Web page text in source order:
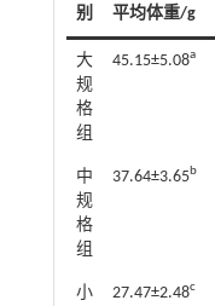
别
平均体重/g
大
规
格
组
45.15±5.08a
中
规
格
组
37.64±3.65b
小
27.47±2.48c